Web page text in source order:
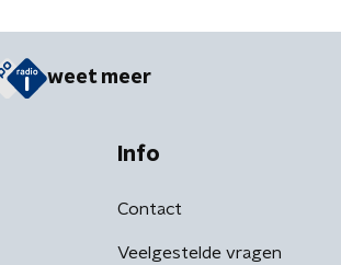
weet meer
Info
Contact
Veelgestelde vragen